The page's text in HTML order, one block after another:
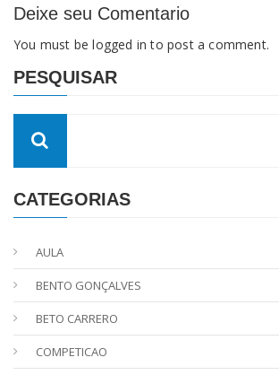
Deixe seu Comentario
You must belogged in to post a comment.
PESQUISAR
CATEGORIAS
AULA
BENTO GONÇALVES
BETO CARRERO
COMPETICAO